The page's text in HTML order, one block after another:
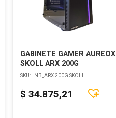
GABINETE GAMER AUREOX
SKOLL ARX 200G
SKU: NB_ARX 200G SKOLL
$ 34.875,21